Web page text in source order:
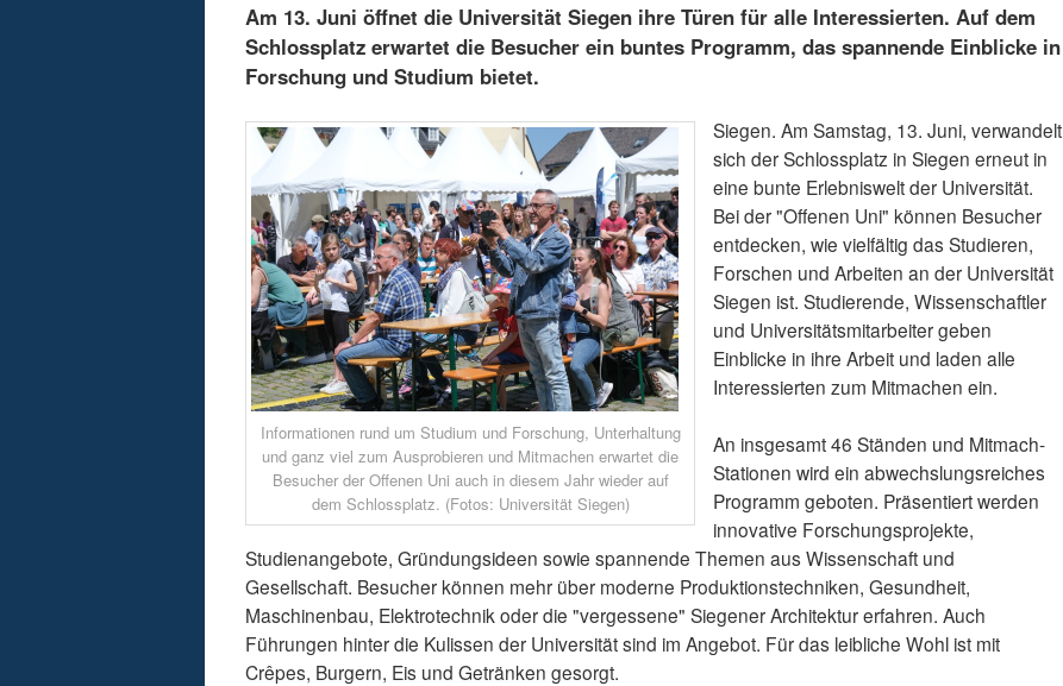
Am 13. Juni öffnet die Universität Siegen ihre Türen für alle Interessierten. Auf dem
Schlossplatz erwartet die Besucher ein buntes Programm, das spannende Einblicke in
Forschung und Studium bietet.
Informationen rund um Studium und Forschung, Unterhaltung
und ganz viel zum Ausprobieren und Mitmachen erwartet die
Besucher der Offenen Uni auch in diesem Jahr wieder auf
dem Schlossplatz. (Fotos: Universität Siegen)
Siegen. Am Samstag, 13. Juni, verwandelt
sich der Schlossplatz in Siegen erneut in
eine bunte Erlebniswelt der Universität.
Bei der "Offenen Uni" können Besucher
entdecken, wie vielfältig das Studieren,
Forschen und Arbeiten an der Universität
Siegen ist. Studierende, Wissenschaftler
und Universitätsmitarbeiter geben
Einblicke in ihre Arbeit und laden alle
Interessierten zum Mitmachen ein.
An insgesamt 46 Ständen und Mitmach-
Stationen wird ein abwechslungsreiches
Programm geboten. Präsentiert werden
innovative Forschungsprojekte,
Studienangebote, Gründungsideen sowie spannende Themen aus Wissenschaft und
Gesellschaft. Besucher können mehr über moderne Produktionstechniken, Gesundheit,
Maschinenbau, Elektrotechnik oder die "vergessene" Siegener Architektur erfahren. Auch
Führungen hinter die Kulissen der Universität sind im Angebot. Für das leibliche Wohl ist mit
Crêpes, Burgern, Eis und Getränken gesorgt.